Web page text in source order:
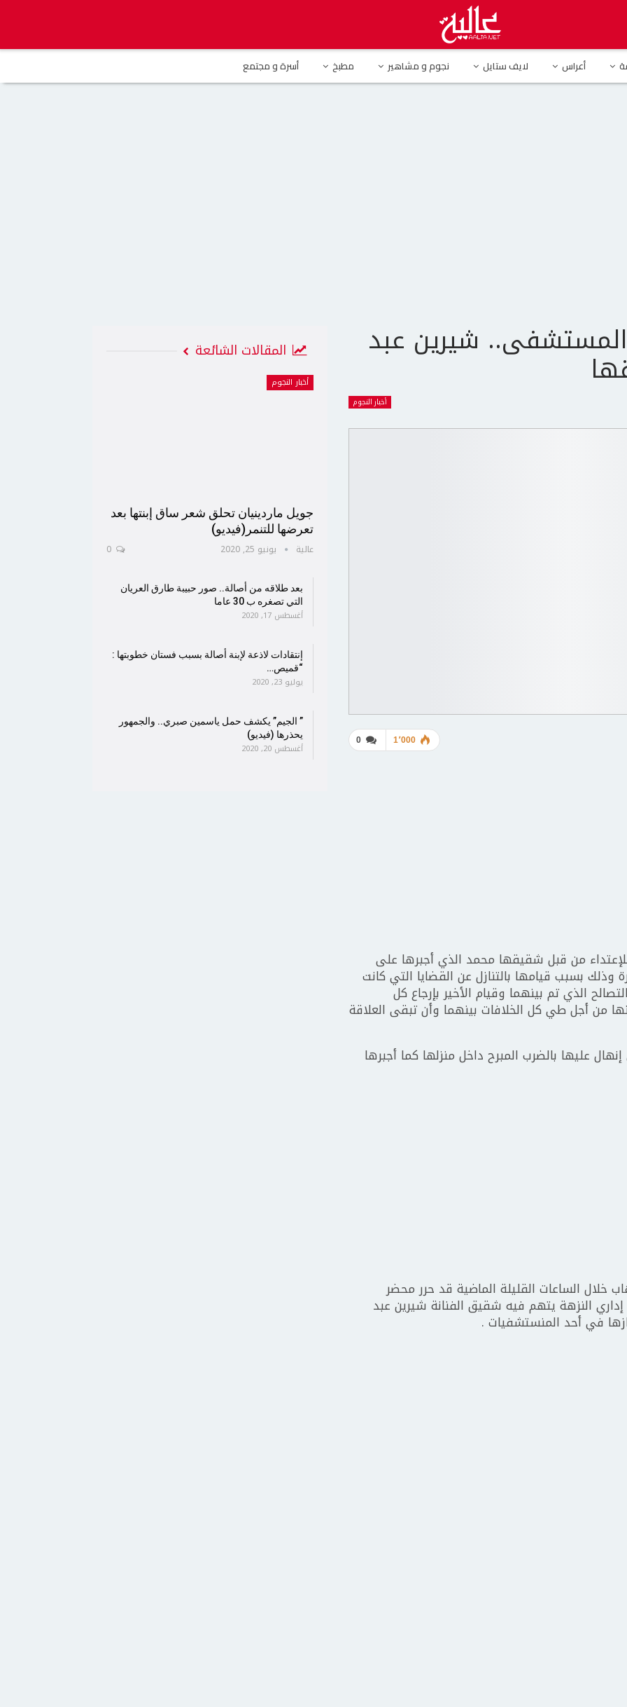
أعراس لايف ستايل نجوم و مشاهير مطبخ أسرة و مجتمع
في المستشفى.. شيرين عبد الوهاب تقاضي شقيقها
شيرين عبد
أخبار النجوم
0 1٬000
من قبل شقيقها محمد الذي أجبرها على
بسبب قيامها بالتنازل عن القضايا التي كانت
الذي تم بينهما وقيام الأخير بإرجاع كل
من أجل طي كل الخلافات بينهما وأن تبقى العلاقة
عليها بالضرب المبرح داخل منزلها كما أجبرها
الساعات القليلة الماضية قد حرر محضر
رسمي والذي حمل رقم 12436 لسنة 2022 إداري النزهة يتهم فيه شقيق الفنانة شيرين عبد
في أحد المنستشفيات .
المقالات الشائعة
أخبار النجوم
جويل ماردينيان تحلق شعر ساق إبنتها بعد
تعرضها للتنمر(فيديو)
عالية يونيو 25, 2020
بعد طلاقه من أصالة.. صور حبيبة طارق العريان
التي تصغره ب 30 عاما
أغسطس 17, 2020
إنتقادات لاذعة لإبنة أصالة بسبب فستان خطوبتها :
“قميص…
يوليو 23, 2020
” الجيم” يكشف حمل ياسمين صبري.. والجمهور
يحذرها (فيديو)
أغسطس 20, 2020